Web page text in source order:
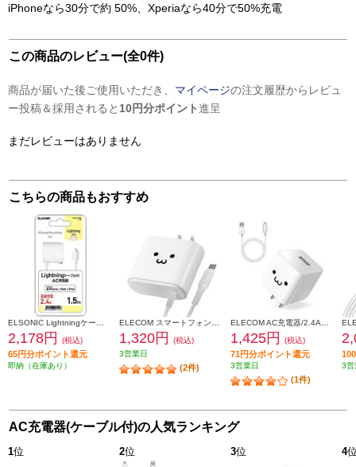
iPhoneなら30分で約 50%、Xperiaなら40分で50%充電
この商品のレビュー(全0件)
商品が届いた後ご使用いただき、 マイページの注文履歴からレビュ
ー投稿＆採用されると 10円分ポイント進呈
まだレビューはありません
こちらの商品もおすすめ
2,178円 (税込)
65円分ポイント還元
即納（在庫あり）
1,320円
(税込)
3営業日
(2件)
1,425円 (税込)
71円分ポイント還元
3営業日
(1件)
3営
AC充電器(ケーブル付)の人気ランキング
1位 2位 3位 4